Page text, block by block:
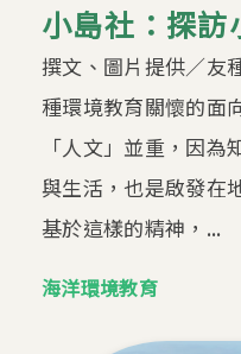
小島社：探
撰文、圖片提供／友
種環境教育關懷的面
「人文」並重，因
與生活，也是啟發在
基於這樣的精神，...
海洋環境教育